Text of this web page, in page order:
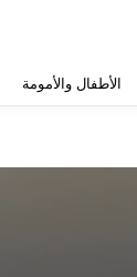
الأطفال والأمومة